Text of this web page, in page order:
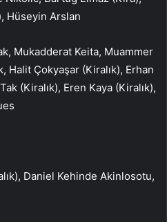
Hüseyin Arslan
Mukadderat Keita, Muammer
Halit Çokyaşar (Kiralık), Erhan
(Kiralık), Eren Kaya (Kiralık),
Daniel Kehinde Akinlosotu,